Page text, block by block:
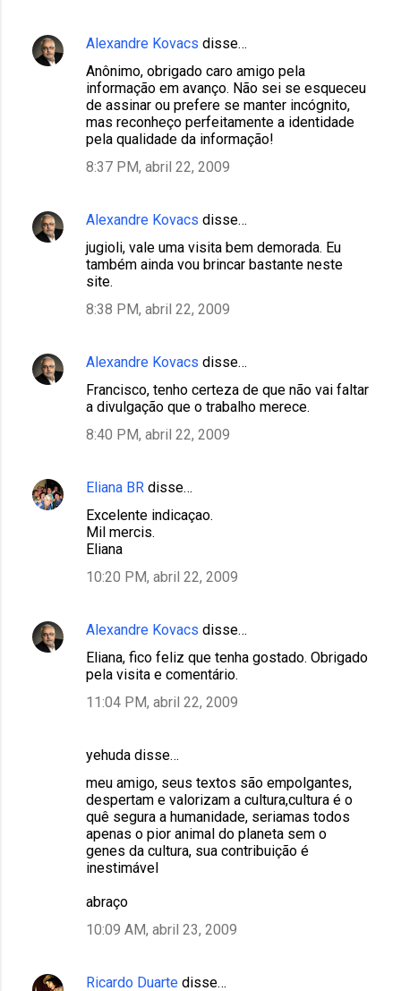
Alexandre Kovacs disse…
Anônimo, obrigado caro amigo pela
informação em avanço. Não sei se esqueceu
de assinar ou prefere se manter incógnito,
mas reconheço perfeitamente a identidade
pela qualidade da informação!
8:37 PM, abril 22, 2009
Alexandre Kovacs disse…
jugioli, vale uma visita bem demorada. Eu
também ainda vou brincar bastante neste
site.
8:38 PM, abril 22, 2009
Alexandre Kovacs disse…
Francisco, tenho certeza de que não vai faltar
a divulgação que o trabalho merece.
8:40 PM, abril 22, 2009
Eliana BR disse…
Excelente indicaçao.
Mil mercis.
Eliana
10:20 PM, abril 22, 2009
Alexandre Kovacs disse…
Eliana, fico feliz que tenha gostado. Obrigado
pela visita e comentário.
11:04 PM, abril 22, 2009
yehuda disse…
meu amigo, seus textos são empolgantes,
despertam e valorizam a cultura,cultura é o
quê segura a humanidade, seriamas todos
apenas o pior animal do planeta sem o
genes da cultura, sua contribuição é
inestimável
abraço
10:09 AM, abril 23, 2009
Ricardo Duarte disse…